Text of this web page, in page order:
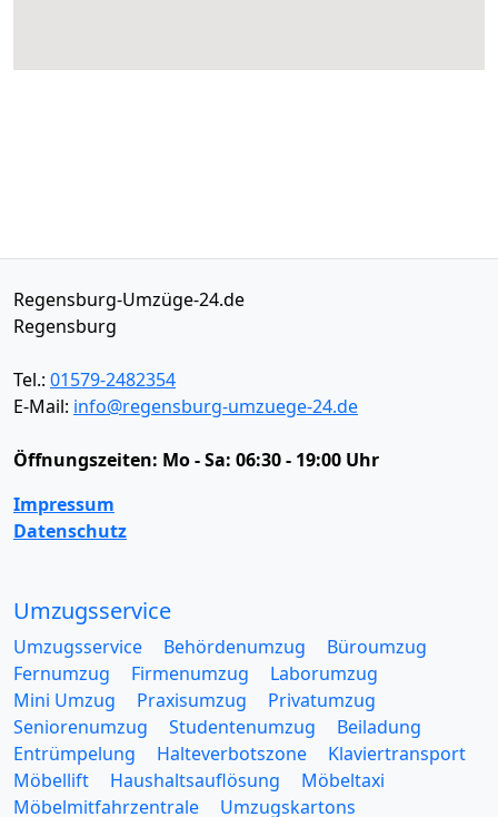
Regensburg-Umzüge-24.de
Regensburg
Tel.: 01579-2482354
E-Mail: info@regensburg-umzuege-24.de
Öffnungszeiten: Mo - Sa: 06:30 - 19:00 Uhr
Impressum
Datenschutz
Umzugsservice
Umzugsservice Behördenumzug
Büroumzug
Fernumzug
Firmenumzug
Laborumzug
Mini Umzug
Praxisumzug
Privatumzug
Seniorenumzug
Studentenumzug
Beiladung
Entrümpelung
Halteverbotszone
Klaviertransport
Möbellift
Haushaltsauflösung
Möbeltaxi
Möbelmitfahrzentrale
Umzugskartons